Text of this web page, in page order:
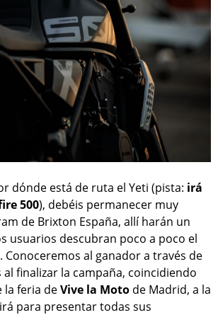
dónde está de ruta el Yeti (pista: irá
500), debéis permanecer muy
de Brixton España, allí harán un
usuarios descubran poco a poco el
al ganador a través de
al finalizar la campaña, coincidiendo
la feria deVive la Moto de Madrid, a la
para presentar todas sus